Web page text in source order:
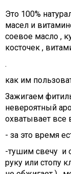
Это 100%
масел и
соевое масло ,
косточек ,
.
как им
Зажигаем
невероятный
охватывает все
- за это время
-тушим свечу и
руку или стопу